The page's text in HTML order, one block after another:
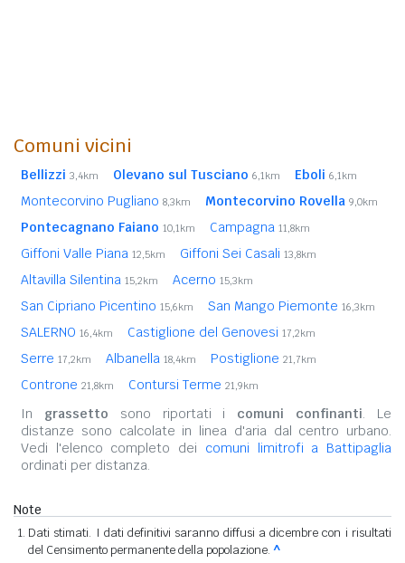
Comuni vicini
Bellizzi 3,4km Olevano sul Tusciano 6,1km Eboli 6,1km
Montecorvino Pugliano 8,3km Montecorvino Rovella 9,0km
Pontecagnano Faiano 10,1km Campagna 11,8km
Giffoni Valle Piana 12,5km Giffoni Sei Casali 13,8km
Altavilla Silentina 15,2km Acerno 15,3km
San Cipriano Picentino 15,6km San Mango Piemonte 16,3km
SALERNO 16,4km Castiglione del Genovesi 17,2km
Serre 17,2km Albanella 18,4km Postiglione 21,7km
Controne 21,8km Contursi Terme 21,9km
In grassetto sono riportati i comuni confinanti. Le
distanze sono calcolate in linea d'aria dal centro urbano.
Vedi l'elenco completo dei comuni limitrofi a Battipaglia
ordinati per distanza.
Note
Dati stimati. I dati definitivi saranno diffusi a dicembre con i risultati
del Censimento permanente della popolazione. ^